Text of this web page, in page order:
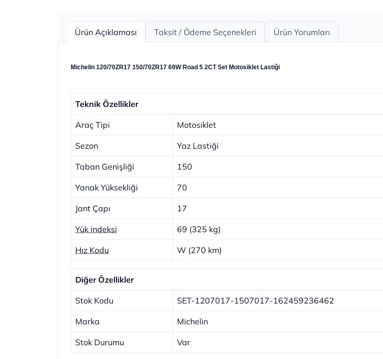
Ürün Açıklaması Taksit / Ödeme Seçenekleri Ürün Yorumları
Michelin 120/70ZR17 150/70ZR17 69W Road 5 2CT Set Motosiklet Lastiği
Teknik Özellikler
Araç Tipi Motosiklet
Sezon Yaz Lastiği
Taban Genişliği 150
Yanak Yüksekliği 70
Jant Çapı 17
Yük indeksi 69 (325 kg)
Hız Kodu W (270 km)
Diğer Özellikler
Stok Kodu SET-1207017-1507017-162459236462
Marka Michelin
Stok Durumu Var